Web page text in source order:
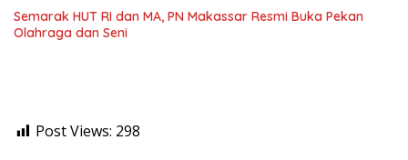
Semarak HUT RI dan MA, PN Makassar Resmi Buka Pekan
Olahraga dan Seni
Post Views: 298